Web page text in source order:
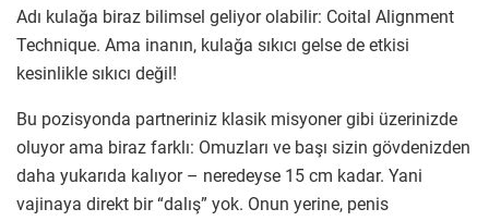
Adı kulağa biraz bilimsel geliyor olabilir: Coital Alignment
Technique. Ama inanın, kulağa sıkıcı gelse de etkisi
kesinlikle sıkıcı değil!
Bu pozisyonda partneriniz klasik misyoner gibi üzerinizde
oluyor ama biraz farklı: Omuzları ve başı sizin gövdenizden
daha yukarıda kalıyor – neredeyse 15 cm kadar. Yani
vajinaya direkt bir “dalış” yok. Onun yerine, penis